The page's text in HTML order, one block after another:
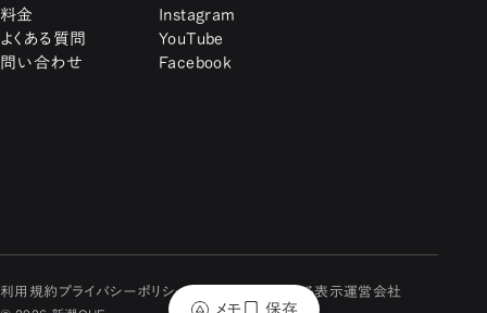
料金
よくある質問
問い合わせ
Instagram
YouTube
Facebook
利用規約 プライバシーポリシー 特定商取引に関する表示運営会社
メモ 保存